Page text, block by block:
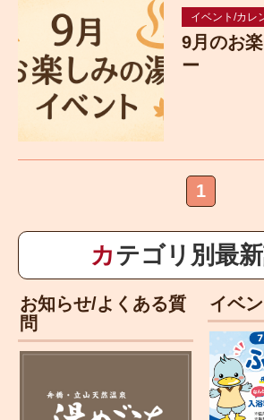
イベント/カレ
9月のお
ー
1
カテゴリ別最
お知らせ/よくある質
問
イベ